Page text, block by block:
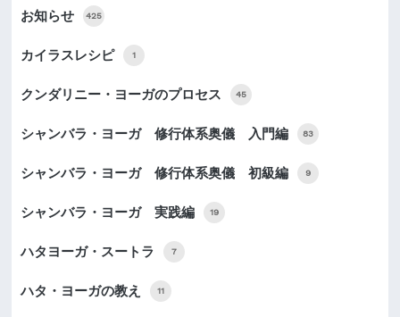
お知らせ 425
カイラスレシピ 1
クンダリニー・ヨーガのプロセス 45
シャンバラ・ヨーガ 修行体系奥儀 入門編 83
シャンバラ・ヨーガ 修行体系奥儀 初級編 9
シャンバラ・ヨーガ 実践編 19
ハタヨーガ・スートラ 7
ハタ・ヨーガの教え 11